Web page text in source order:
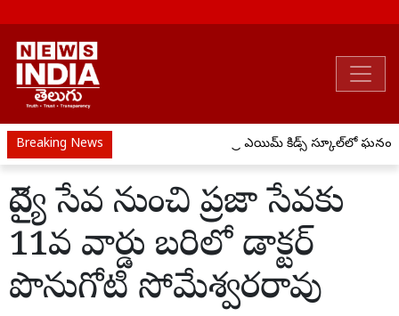
Breaking News ప్రీ ఎయిమ్ కిడ్స్ స్కూల్‌లో ఘనంగా
వైద్య సేవ నుంచి ప్రజా సేవకు
11వ వార్డు బరిలో డాక్టర్
పొనుగోటి సోమేశ్వరరావు